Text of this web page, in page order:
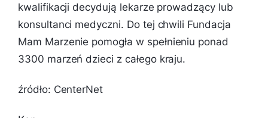
kwalifikacji decydują lekarze prowadzący lub
konsultanci medyczni. Do tej chwili Fundacja
Mam Marzenie pomogła w spełnieniu ponad
3300 marzeń dzieci z całego kraju.
źródło: CenterNet